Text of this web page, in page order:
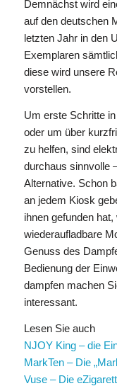
Demnächst wird
auf den deutschen
letzten Jahr in den
Exemplaren
diese wird unsere
vorstellen.
Um erste Schritte
oder um über
zu helfen, sind
durchaus sinnvolle
Alternative. Schon
an jedem Kiosk
ihnen gefunden
wiederaufladbare
Genuss des
Bedienung der
dampfen machen
interessant.
Lesen Sie auch
NJOY King – die
MarkTen – Die
Vuse – Die